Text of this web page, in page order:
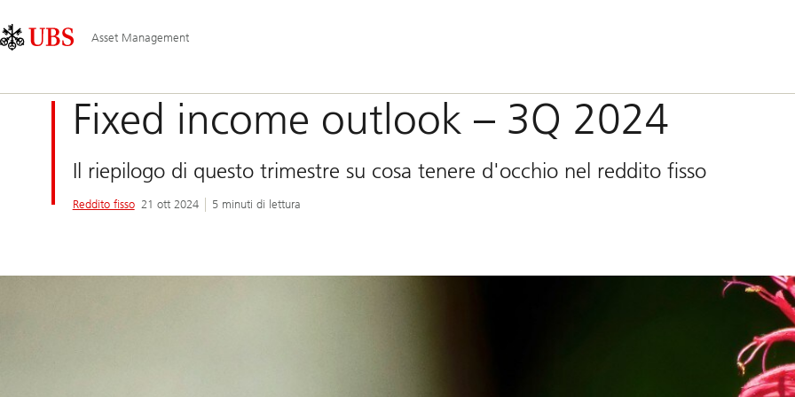
Area
principale
Asset Management
Fixed income outlook – 3Q 2024
Il riepilogo di questo trimestre su cosa tenere d'occhio nel reddito fisso
Reddito fisso 21 ott 2024 5 minuti di lettura